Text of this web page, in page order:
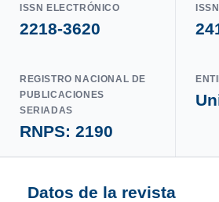
ISSN ELECTRÓNICO
2218-3620
REGISTRO NACIONAL DE
PUBLICACIONES
SERIADAS
RNPS: 2190
Datos de la revista